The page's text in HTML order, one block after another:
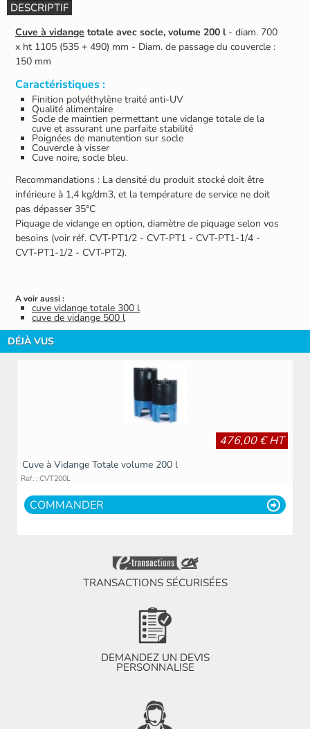
DESCRIPTIF
Cuve à vidange totale avec socle, volume 200 l- diam. 700
x ht 1105 (535 + 490) mm - Diam. de passage du couvercle :
150 mm
Caractéristiques :
Finition polyéthylène traité anti-UV
Qualité alimentaire
Socle de maintien permettant une vidange totale de la
cuve et assurant une parfaite stabilité
Poignées de manutention sur socle
Couvercle à visser
Cuve noire, socle bleu.
Recommandations : La densité du produit stocké doit être
inférieure à 1,4 kg/dm3, et la température de service ne doit
pas dépasser 35°C
Piquage de vidange en option, diamètre de piquage selon vos
besoins (voir réf. CVT-PT1/2 - CVT-PT1 - CVT-PT1-1/4 -
CVT-PT1-1/2 - CVT-PT2).
A voir aussi :
cuve vidange totale 300 l
cuve de vidange 500 l
DÉJÀ VUS
476,00 € HT
Cuve à Vidange Totale volume 200 l
Ref. : CVT200L
COMMANDER
TRANSACTIONS SÉCURISÉES
DEMANDEZ UN DEVIS
PERSONNALISE